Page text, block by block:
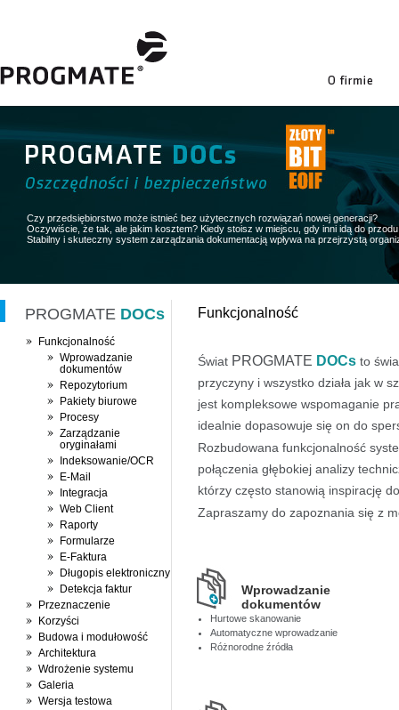
Czy przedsiębiorstwo może istnieć bez użytecznych rozwiązań nowej generacji?
Oczywiście, że tak, ale jakim kosztem? Kiedy stoisz w miejscu, gdy inni idą do
Stabilny i skuteczny system zarządzania dokumentacją wpływa na przejrzystą
PROGMATE DOCs
Funkcjonalność
Wprowadzanie
dokumentów
Repozytorium
Pakiety biurowe
Procesy
Zarządzanie
oryginałami
Indeksowanie/OCR
E-Mail
Integracja
Web Client
Raporty
Formularze
E-Faktura
Długopis elektroniczny
Detekcja faktur
Przeznaczenie
Korzyści
Budowa i modułowość
Architektura
Wdrożenie systemu
Galeria
Wersja testowa
Funkcjonalność
Świat PROGMATE DOCs to
przyczyny i wszystko działa jak w
jest kompleksowe wspomaganie
idealnie dopasowuje się on do
Rozbudowana funkcjonalność
połączenia głębokiej analizy
którzy często stanowią inspirację
Zapraszamy do zapoznania się z
Wprowadzanie
dokumentów
Hurtowe skanowanie
Automatyczne wprowadzanie
Różnorodne źródła